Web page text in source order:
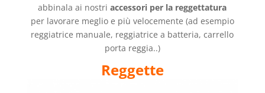
abbinala ai nostri accessori per la reggettatura
per lavorare meglio e più velocemente (ad esempio
reggiatrice manuale, reggiatrice a batteria, carrello
porta reggia..)
Reggette